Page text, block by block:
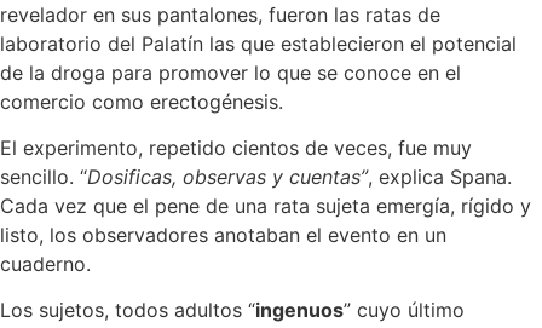
revelador en sus pantalones, fueron las ratas de
laboratorio del Palatín las que establecieron el potencial
de la droga para promover lo que se conoce en el
comercio como erectogénesis.
El experimento, repetido cientos de veces, fue muy
sencillo. “Dosificas, observas y cuentas”, explica Spana.
Cada vez que el pene de una rata sujeta emergía, rígido y
listo, los observadores anotaban el evento en un
cuaderno.
Los sujetos, todos adultos “ingenuos” cuyo último